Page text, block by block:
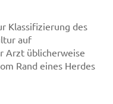
Klassifizierung des
auf
Arzt üblicherweise
Rand eines Herdes